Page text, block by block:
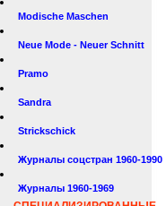
Modische Maschen
Neue Mode - Neuer Schnitt
Pramo
Sandra
Strickschick
Журналы соцстран 1960-1990
Журналы 1960-1969